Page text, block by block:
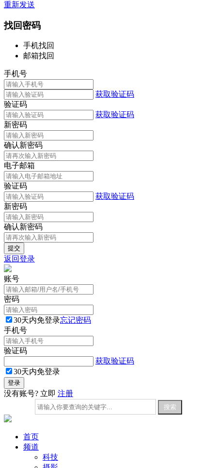
重新发送
找回密码
手机找回
邮箱找回
手机号
获取验证码
验证码
获取验证码
新密码
确认新密码
电子邮箱
验证码
获取验证码
新密码
确认新密码
返回登录
账号
密码
30天内免登录忘记密码
手机号
验证码
获取验证码
30天内免登录
没有账号? 立即 注册
首页
频道
科技